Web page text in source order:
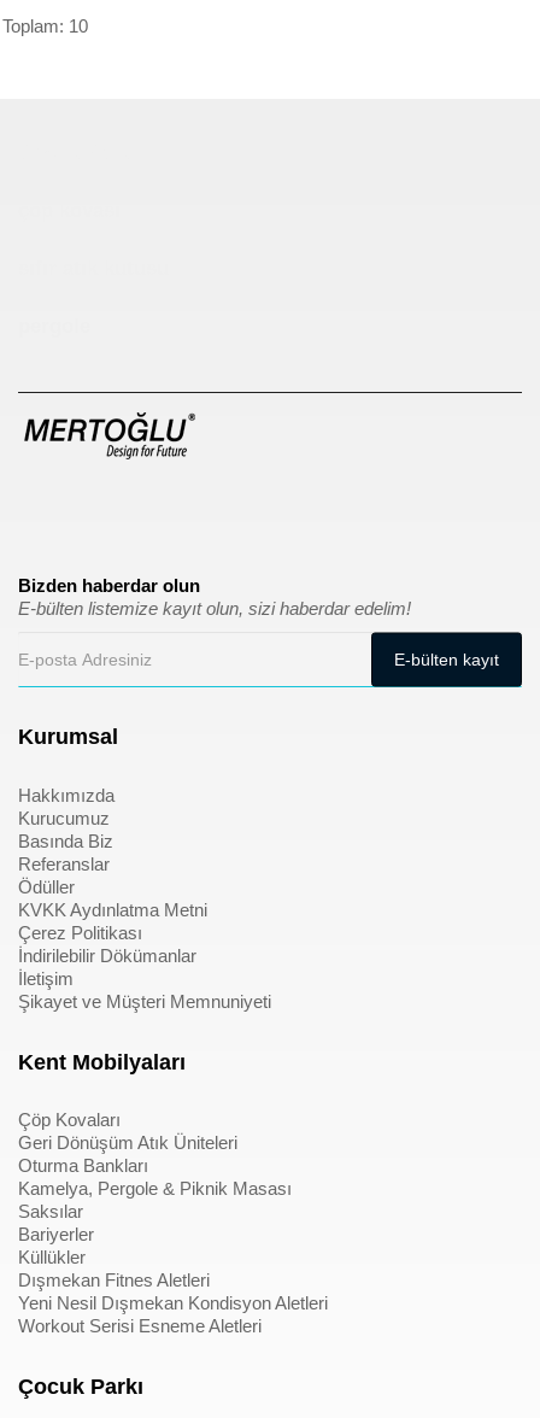
Toplam: 10
Bizden haberdar olun
E-bülten listemize kayıt olun, sizi haberdar edelim!
Kurumsal
Hakkımızda
Kurucumuz
Basında Biz
Referanslar
Ödüller
KVKK Aydınlatma Metni
Çerez Politikası
İndirilebilir Dökümanlar
İletişim
Şikayet ve Müşteri Memnuniyeti
Kent Mobilyaları
Çöp Kovaları
Geri Dönüşüm Atık Üniteleri
Oturma Bankları
Kamelya, Pergole & Piknik Masası
Saksılar
Bariyerler
Küllükler
Dışmekan Fitnes Aletleri
Yeni Nesil Dışmekan Kondisyon Aletleri
Workout Serisi Esneme Aletleri
Çocuk Parkı